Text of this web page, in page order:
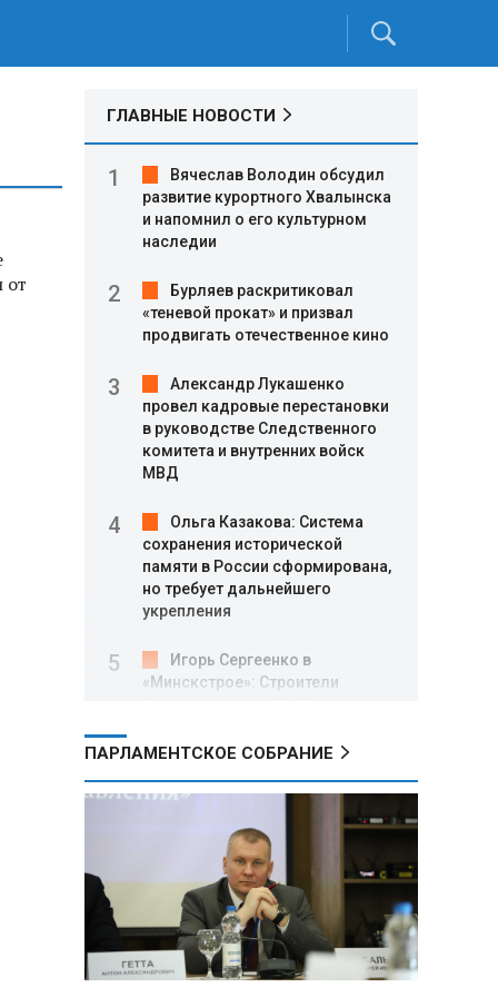
от
ГЛАВНЫЕ НОВОСТИ
Вячеслав Володин обсудил
развитие курортного Хвалынска
и напомнил о его культурном
наследии
Бурляев раскритиковал
«теневой прокат» и призвал
продвигать отечественное кино
Александр Лукашенко
провел кадровые перестановки
в руководстве Следственного
комитета и внутренних войск
МВД
Ольга Казакова: Система
сохранения исторической
памяти в России сформирована,
но требует дальнейшего
укрепления
Игорь Сергеенко в
«Минскстрое»: Строители
в улучшении охраны труда
МИД РФ: Поездка
Зеленского в США не принесла
ожидаемых результатов
Белорусские школьники
собрали первые «космические»
томаты из семян, побывавших
на орбите
ПАРЛАМЕНТСКОЕ СОБРАНИЕ